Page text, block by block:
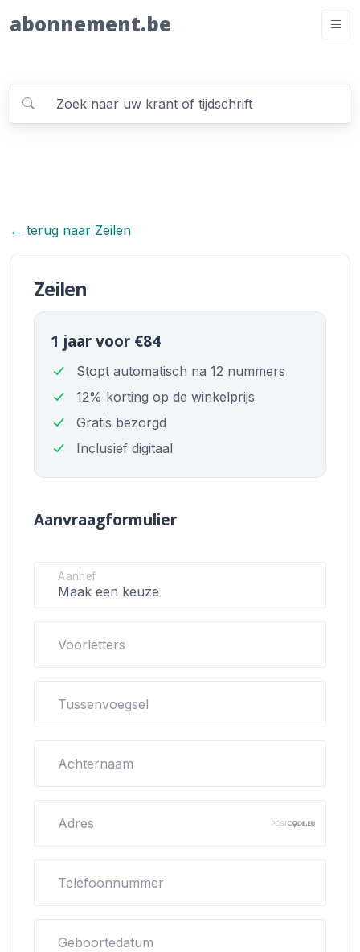
abonnement.be
← terug naar Zeilen
Zeilen
1 jaar voor €84
Stopt automatisch na 12 nummers
12% korting op de winkelprijs
Gratis bezorgd
Inclusief digitaal
Aanvraagformulier
Aanhef
Voorletters
Tussenvoegsel
Achternaam
Adres
Telefoonnummer
Geboortedatum